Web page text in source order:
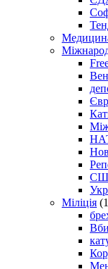
Міліція